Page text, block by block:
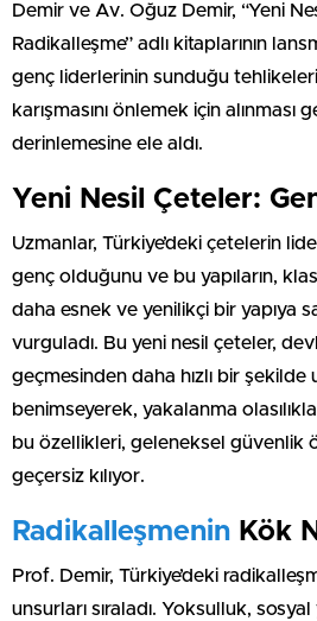
Demir ve Av. Oğuz Demir, “Yeni
Radikalleşme” adlı kitaplarının
genç liderlerinin sunduğu
karışmasını önlemek için alınması
derinlemesine ele aldı.
Yeni Nesil Çeteler:
Uzmanlar, Türkiye’deki çetelerin
genç olduğunu ve bu yapıların,
daha esnek ve yenilikçi bir yapıya
vurguladı. Bu yeni nesil çeteler,
geçmesinden daha hızlı bir şekilde
benimseyerek, yakalanma
bu özellikleri, geleneksel güvenlik
geçersiz kılıyor.
Radikalleşmenin Kök
Prof. Demir, Türkiye’deki
unsurları sıraladı. Yoksulluk, sosyal